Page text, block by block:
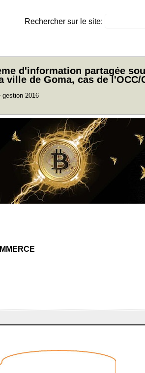
Rechercher sur le site:
d'information partagée
ville de Goma, cas de l'OCC/
gestion 2016